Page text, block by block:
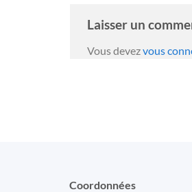
Laisser un
Vous devezvous
Coordonnées